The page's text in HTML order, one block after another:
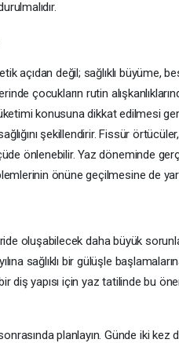
açıdan değil; sağlıklı büyüme,
çocukların rutin
konusuna dikkat edilmesi
şekillendirir. Fissür
önlenebilir. Yaz döneminde
önüne geçilmesine de
oluşabilecek daha büyük
sağlıklı bir gülüşle
diş yapısı için yaz tatilinde bu
planlayın. Günde iki kez